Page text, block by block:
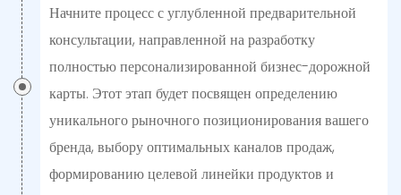
Начните процесс с углубленной предварительной
консультации, направленной на разработку
полностью персонализированной бизнес-дорожной
карты. Этот этап будет посвящен определению
уникального рыночного позиционирования вашего
бренда, выбору оптимальных каналов продаж,
формированию целевой линейки продуктов и